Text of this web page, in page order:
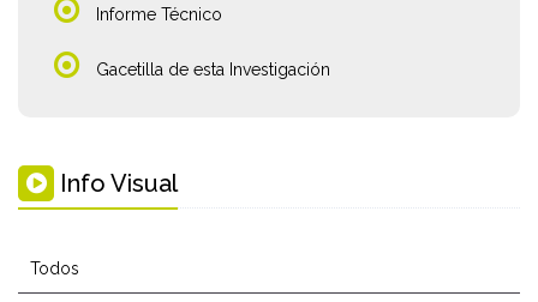
Informe Técnico
Gacetilla de esta Investigación
Info Visual
Todos